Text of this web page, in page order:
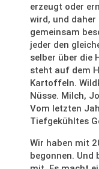
erzeugt oder
wird, und daher
gemeinsam
jeder den
selber über die
steht auf dem
Kartoffeln.
Nüsse. Milch,
Vom letzten
Tiefgekühltes
Wir haben mit
begonnen. Und